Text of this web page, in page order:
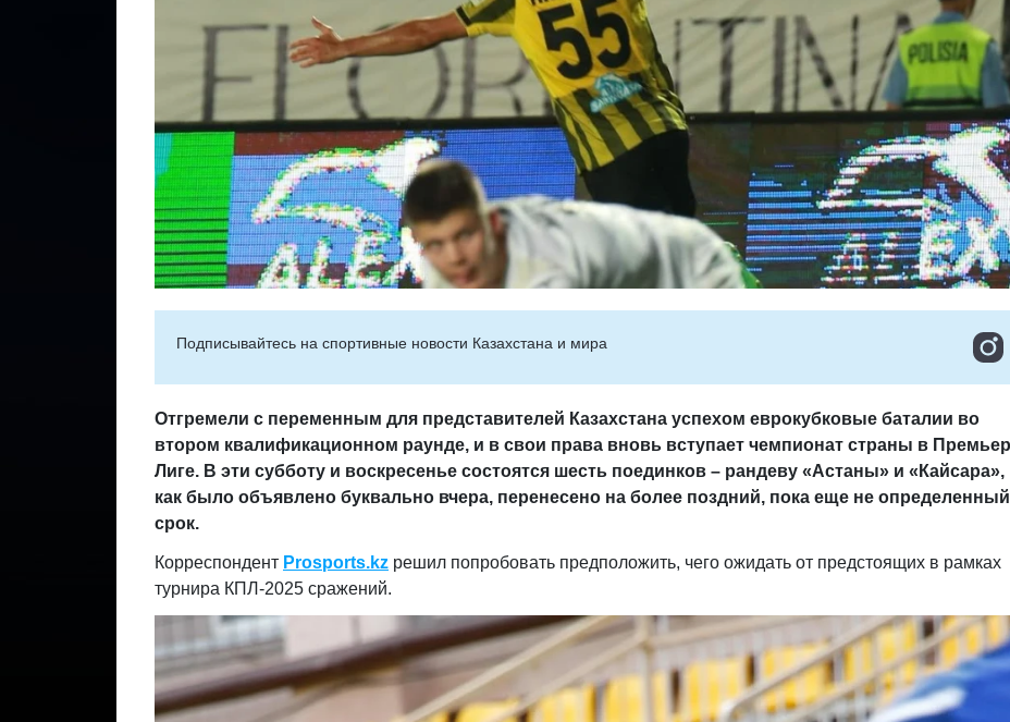
Подписывайтесь на cпортивные новости Казахстана и мира
Отгремели с переменным для представителей Казахстана успехом еврокубковые баталии во
втором квалификационном раунде, и в свои права вновь вступает чемпионат страны в
Лиге. В эти субботу и воскресенье состоятся шесть поединков – рандеву «Астаны» и «Кайсара»,
как было объявлено буквально вчера, перенесено на более поздний, пока еще не
срок.
Корреспондент Prosports.kz решил попробовать предположить, чего ожидать от предстоящих в рамках
турнира КПЛ-2025 сражений.